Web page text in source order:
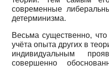
современные
детерминизма.
Весьма существенно,
учёта опыта других в
индивидуальным
совершенно